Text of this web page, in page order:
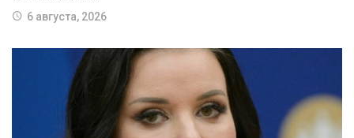
6 августа, 2026